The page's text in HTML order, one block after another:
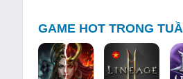
GAME HOT TRONG